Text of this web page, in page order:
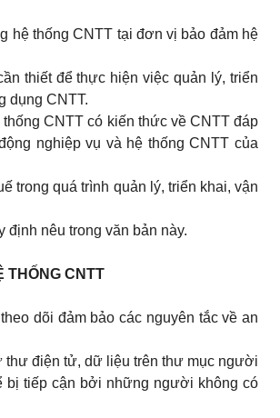
hệ thống CNTT tại đơn vị bảo đảm hệ
thiết để thực hiện việc quản lý, triển
dụng CNTT.
CNTT có kiến thức về CNTT đáp
nghiệp vụ và hệ thống CNTT của
trong quá trình quản lý, triển khai, vận
định nêu trong văn bản này.
THỐNG CNTT
dõi đảm bảo các nguyên tắc về an
thư điện tử, dữ liệu trên thư mục người
bị tiếp cận bởi những người không có